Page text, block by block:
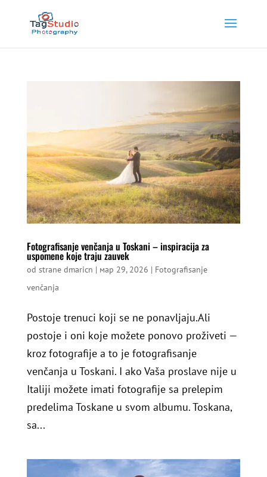
Fotografisanje venčanja u Toskani – inspiracija za
uspomene koje traju zauvek
od strane dmaricn | мар 29, 2026 | Fotografisanje
venčanja
Postoje trenuci koji se ne ponavljaju.Ali
postoje i oni koje možete ponovo proživeti —
kroz fotografije a to je fotografisanje
venčanja u Toskani. I ako Vaša proslave nije u
Italiji možete imati fotografije sa prelepim
predelima Toskane u svom albumu. Toskana,
sa...